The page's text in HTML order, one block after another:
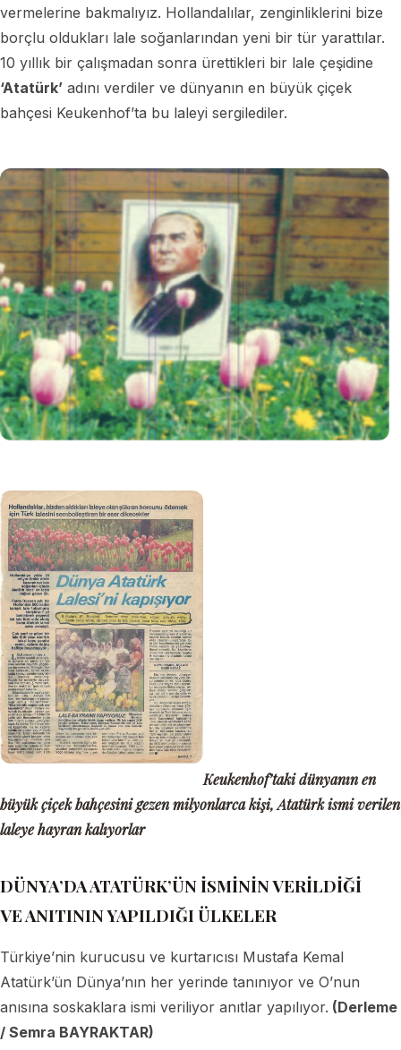
vermelerine bakmalıyız. Hollandalılar, zenginliklerini bize
borçlu oldukları lale soğanlarından yeni bir tür yarattılar.
10 yıllık bir çalışmadan sonra ürettikleri bir lale çeşidine
‘Atatürk’ adını verdiler ve dünyanın en büyük çiçek
bahçesi Keukenhof’ta bu laleyi sergilediler.
Keukenhof’taki dünyanın en
büyük çiçek bahçesini gezen milyonlarca kişi, Atatürk ismi verilen
laleye hayran kalıyorlar
DÜNYA’DA ATATÜRK’ÜN İSMİNİN VERİLDİĞİ
VE ANITININ YAPILDIĞI ÜLKELER
Türkiye’nin kurucusu ve kurtarıcısı Mustafa Kemal
Atatürk’ün Dünya’nın her yerinde tanınıyor ve O’nun
anısına soskaklara ismi veriliyor anıtlar yapılıyor. (Derleme
/ Semra BAYRAKTAR)